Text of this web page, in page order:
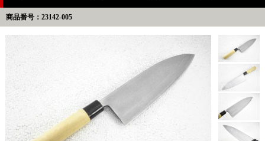
商品番号：23142-005